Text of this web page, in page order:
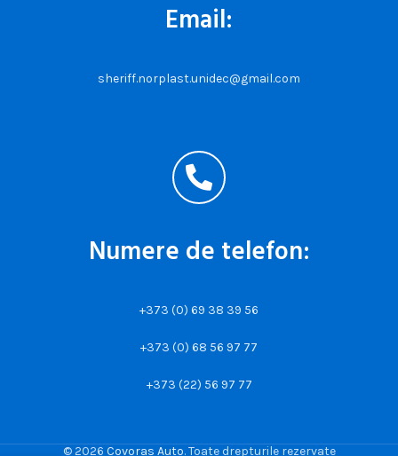
Email:
sheriff.norplast.unidec@gmail.com
Numere de telefon:
+373 (0) 69 38 39 56
+373 (0) 68 56 97 77
+373 (22) 56 97 77
© 2026 Covoras Auto. Toate drepturile rezervate